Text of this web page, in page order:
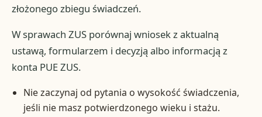
złożonego zbiegu świadczeń.
W sprawach ZUS porównaj wniosek z aktualną
ustawą, formularzem i decyzją albo informacją z
konta PUE ZUS.
Nie zaczynaj od pytania o wysokość świadczenia,
jeśli nie masz potwierdzonego wieku i stażu.